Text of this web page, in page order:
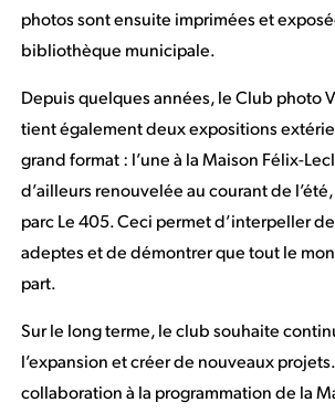
photos sont ensuite imprimées et
bibliothèque municipale.
Depuis quelques années, le Club photo
tient également deux expositions
grand format : l’une à la Maison Félix-
d’ailleurs renouvelée au courant de
parc Le 405. Ceci permet d’interpeller
adeptes et de démontrer que tout le
part.
Sur le long terme, le club souhaite
l’expansion et créer de nouveaux projets.
collaboration à la programmation de la